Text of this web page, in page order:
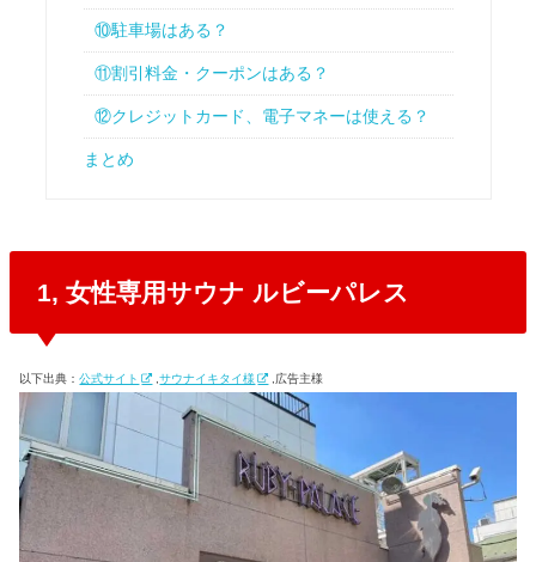
⑩駐車場はある？
⑪割引料金・クーポンはある？
⑫クレジットカード、電子マネーは使える？
まとめ
1, 女性専用サウナ ルビーパレス
以下出典：公式サイト ,サウナイキタイ様 ,広告主様